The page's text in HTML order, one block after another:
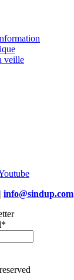
veille
| info@sindup.com
*